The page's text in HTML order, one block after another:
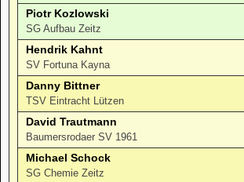
Piotr Kozlowski
SG Aufbau Zeitz
Hendrik Kahnt
SV Fortuna Kayna
Danny Bittner
TSV Eintracht Lützen
David Trautmann
Baumersrodaer SV 1961
Michael Schock
SG Chemie Zeitz